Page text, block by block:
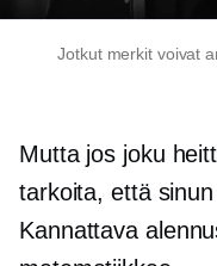
Jotkut merkit voivat
Mutta jos joku
tarkoita, että
Kannattava